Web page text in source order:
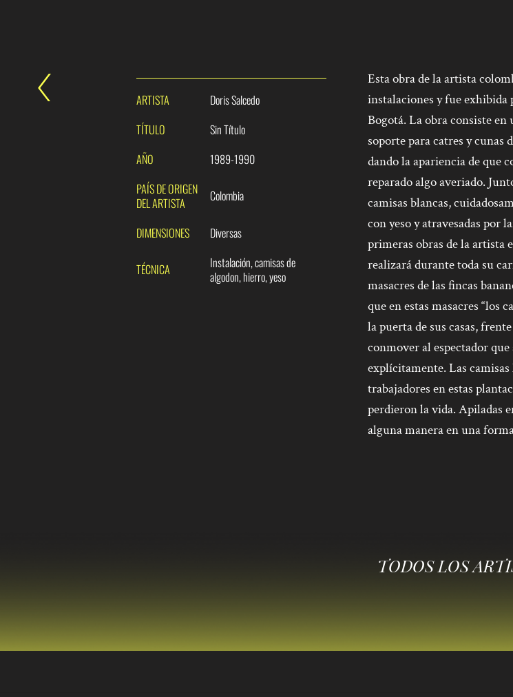
ARTISTA
Doris Salcedo
TÍTULO
Sin Título
AÑO
1989-1990
PAÍS DE ORIGEN
DEL ARTISTA
Colombia
DIMENSIONES Diversas
TÉCNICA
Instalación, camisas de
algodon, hierro, yeso
Esta obra de la artista
instalaciones y fue exhibida
Bogotá. La obra consiste
soporte para catres y cunas
dando la apariencia de que
reparado algo averiado.
camisas blancas,
con yeso y atravesadas por
primeras obras de la artista
realizará durante toda su
masacres de las fincas
que en estas masacres “los
la puerta de sus casas,
conmover al espectador
explícitamente. Las
trabajadores en estas
perdieron la vida. Apiladas
alguna manera en una
TODOS LOS